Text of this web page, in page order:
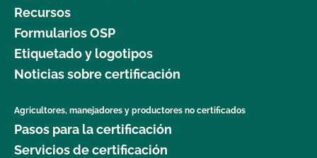
Recursos
Formularios OSP
Etiquetado y logotipos
Noticias sobre certificación
Agricultores, manejadores y productores no certificados
Pasos para la certificación
Servicios de certificación